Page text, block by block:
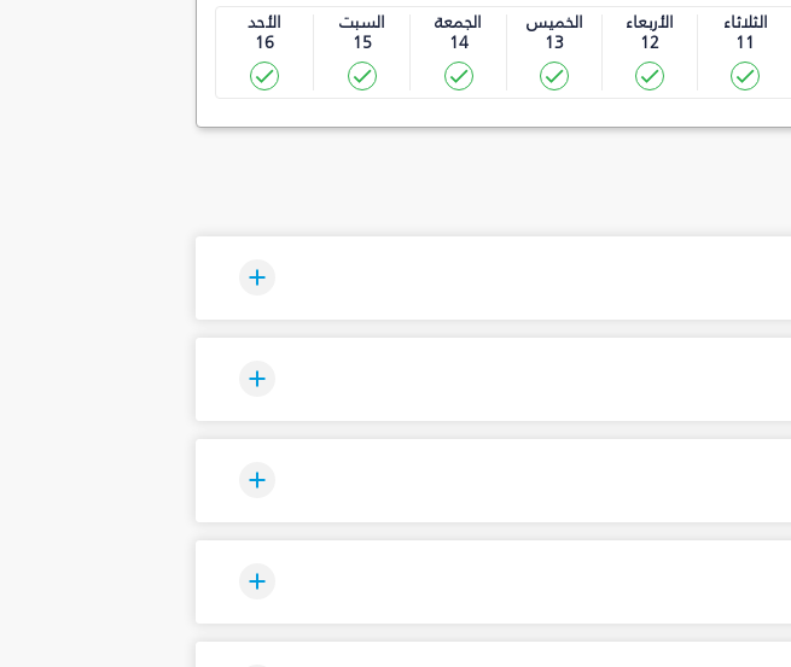
الثلاثاء
11
الأربعاء
12
الخميس
13
الجمعة
14
السبت
15
الأحد
16